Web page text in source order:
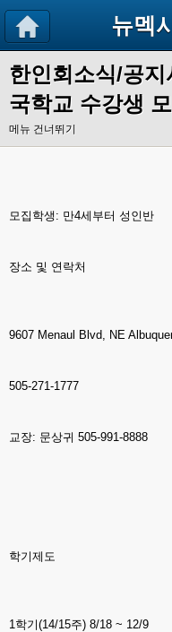
뉴멕
한인회소식/공지
국학교 수강생
메뉴 건너뛰기
모집학생: 만4세부터 성인반
장소 및 연락처
9607 Menaul Blvd, NE
505-271-1777
교장: 문상귀 505-991-8888
학기제도
1학기(14/15주) 8/18 ~ 12/9